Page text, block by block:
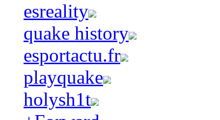
esreality
quake history
esportactu.fr
playquake
holysh1t